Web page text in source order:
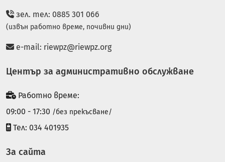
зел. тел: 0885 301 066
(извън работно време, почивни дни)
e-mail: riewpz@riewpz.org
Център за административно обслужване
Работно време:
09:00 - 17:30 /без прекъсване/
Тел: 034 401935
За сайта